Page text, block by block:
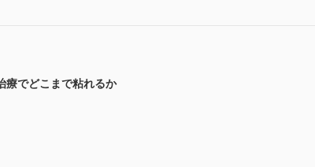
療でどこまで粘れるか